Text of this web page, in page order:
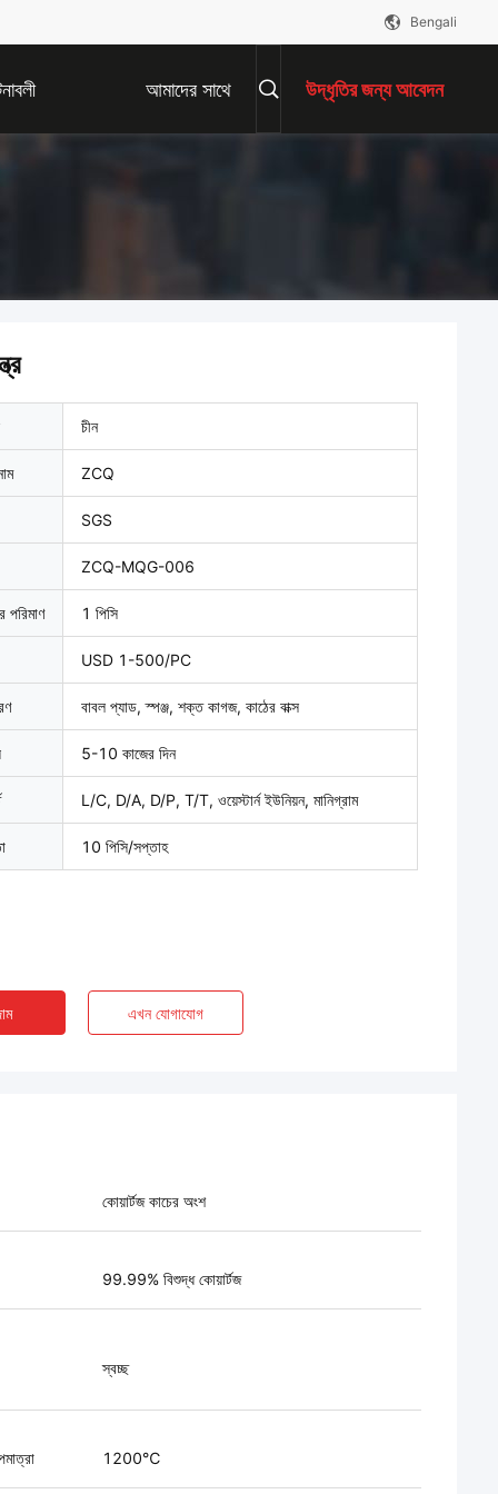
Bengali
আমাদের সাথে উদ্ধৃতির জন্য আবেদন
চীন
ZCQ
SGS
ZCQ-MQG-006
পরিমাণ 1 পিসি
USD 1-500/PC
বাবল প্যাড, স্পঞ্জ, শক্ত কাগজ, কাঠের বাক্স
5-10 কাজের দিন
L/C, D/A, D/P, T/T, ওয়েস্টার্ন ইউনিয়ন, মানিগ্রাম
10 পিসি/সপ্তাহ
এখন যোগাযোগ
কোয়ার্টজ কাচের অংশ
99.99% বিশুদ্ধ কোয়ার্টজ
স্বচ্ছ
1200℃